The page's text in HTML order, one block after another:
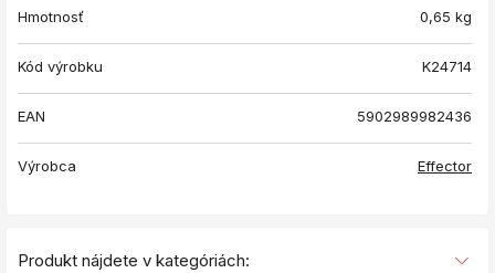
Hmotnosť 0,65 kg
Kód výrobku K24714
EAN 5902989982436
Výrobca Effector
Produkt nájdete v kategóriách: